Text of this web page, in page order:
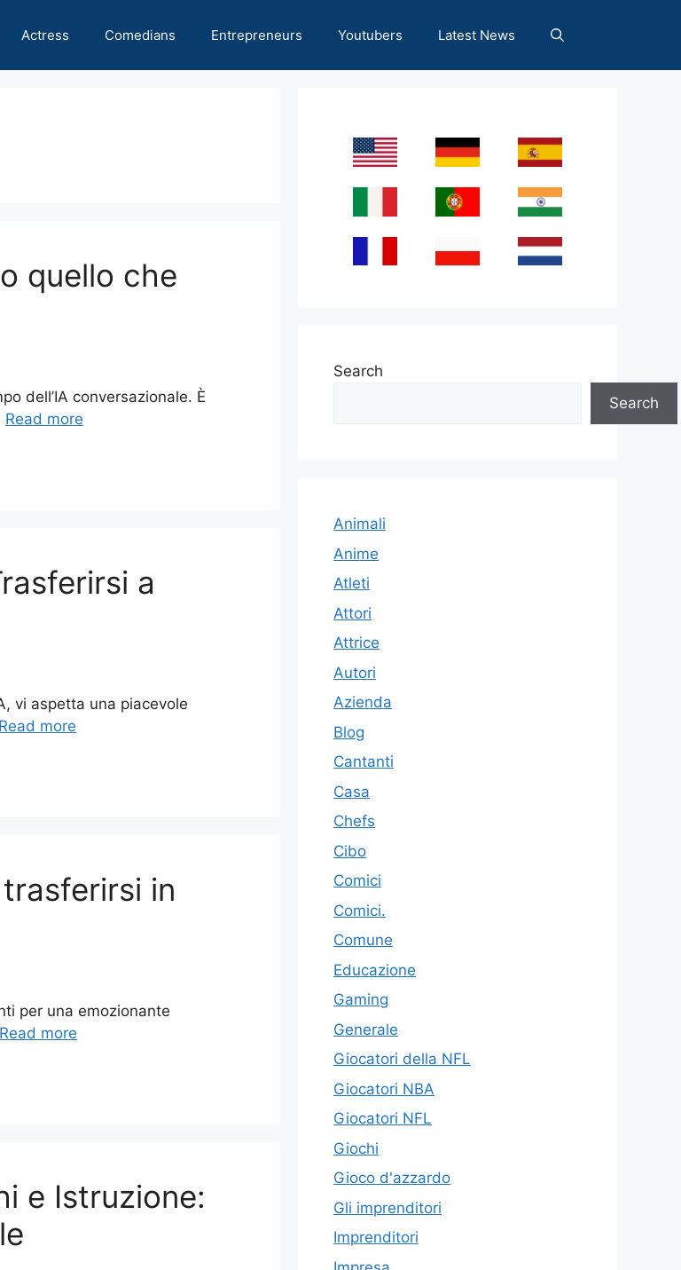
Actress Comedians Entrepreneurs Youtubers Latest News
quello che
dell’IA conversazionale. È
Read more
a
vi aspetta una piacevole
Read more
in
per una emozionante
Read more
e Istruzione:
Search
Search
Animali
Anime
Atleti
Attori
Attrice
Autori
Azienda
Blog
Cantanti
Casa
Chefs
Cibo
Comici
Comici.
Comune
Educazione
Gaming
Generale
Giocatori della NFL
Giocatori NBA
Giocatori NFL
Giochi
Gioco d'azzardo
Gli imprenditori
Imprenditori